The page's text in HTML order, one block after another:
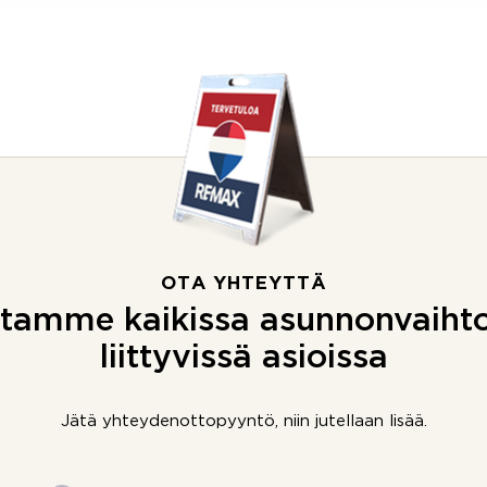
OTA YHTEYTTÄ
kaikissa
liittyvissä asioissa
Jätä yhteydenottopyyntö, niin jutellaan lisää.